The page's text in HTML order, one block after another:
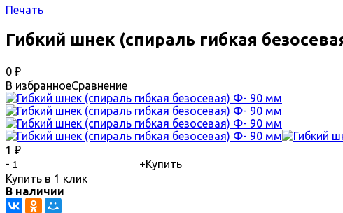
Печать
Гибкий шнек (спираль гибкая
0 ₽
В избранноеСравнение
1 ₽
-
+Купить
Купить в 1 клик
В наличии